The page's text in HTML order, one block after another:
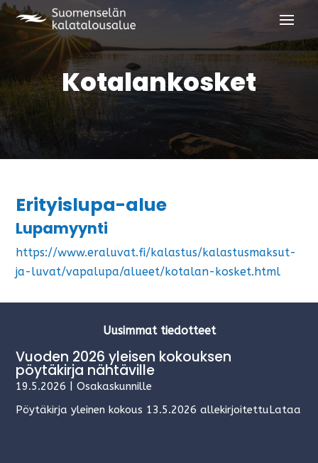
Kotalankosket
Erityislupa-alue
Lupamyynti
https://www.eraluvat.fi/kalastus/kalastusmaksut-
ja-luvat/vapalupa/alueet/kotalan-kosket.html
Uusimmat tiedotteet
Vuoden 2026 yleisen kokouksen
pöytäkirja nähtäville
19.5.2026 |Osakaskunnille
Pöytäkirja yleinen kokous 13.5.2026 allekirjoitettuLataa